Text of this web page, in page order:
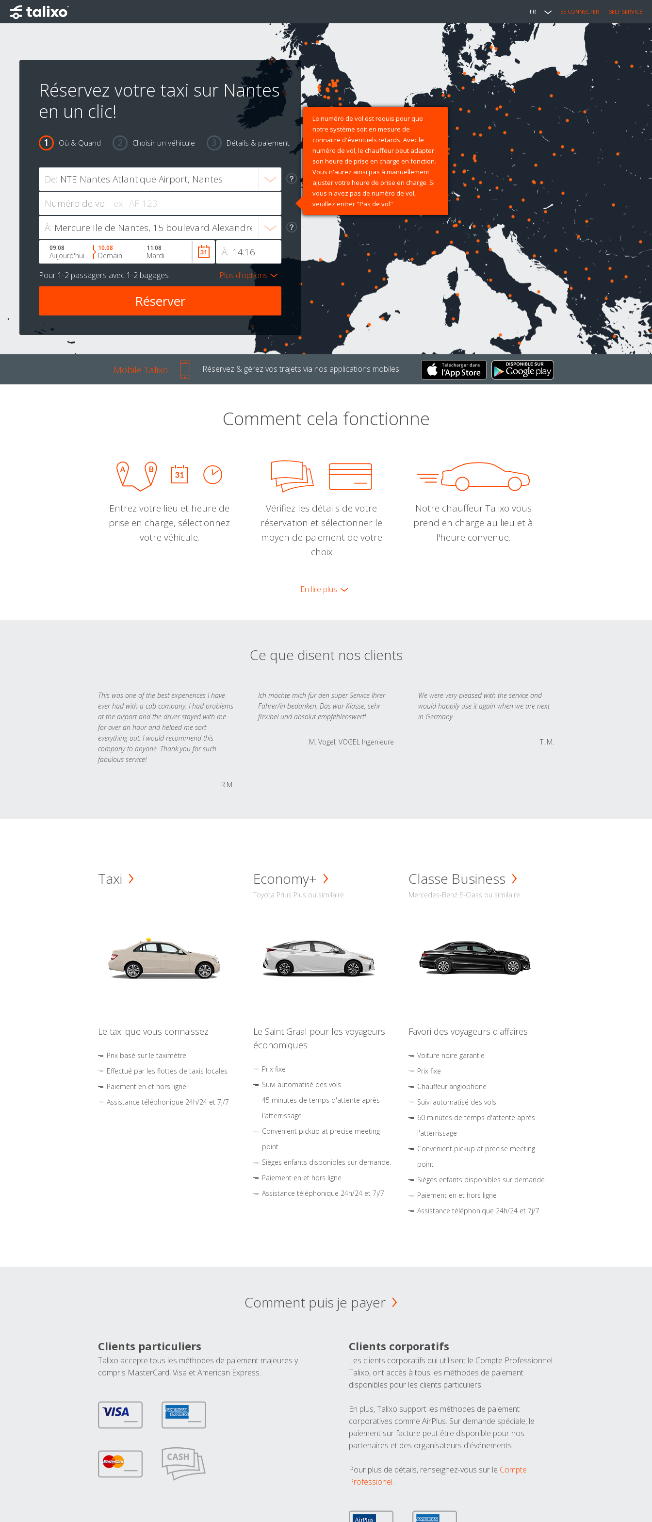
FR SE CONNECTER SELF SERVICE
Réservez votre taxi sur Nantes
en un clic!
Où & Quand Choisir un véhicule Détails & paiement
De:
Numéro de vol:
Le numéro de vol est requis pour que
notre système soit en mesure de
connaitre d'éventuels retards. Avec le
numéro de vol, le chauffeur peut adapter
son heure de prise en charge en fonction.
Vous n'aurez ainsi pas à manuellement
ajuster votre heure de prise en charge. Si
vous n'avez pas de numéro de vol,
veuillez entrer "Pas de vol"
À:
À:
09.08
Aujourd'hui
10.08
Demain
11.08
Mardi
Pour 1-2 passagers avec 1-2 bagages Plus d'options
Mobile Talixo Réservez & gérez vos trajets via nos applications mobiles.
Comment cela fonctionne
Entrez votre lieu et heure de
prise en charge, sélectionnez
votre véhicule.
Vérifiez les détails de votre
réservation et sélectionner le
moyen de paiement de votre
choix
Notre chauffeur Talixo vous
prend en charge au lieu et à
l'heure convenue.
En lire plus
Ce que disent nos clients
This was one of the best experiences I have
ever had with a cab company. I had problems
at the airport and the driver stayed with me
for over an hour and helped me sort
everything out. I would recommend this
company to anyone. Thank you for such
fabulous service!
R.M.
Ich möchte mich für den super Service Ihrer
Fahrer/in bedanken. Das war Klasse, sehr
flexibel und absolut empfehlenswert!
M. Vogel, VOGEL Ingenieure
We were very pleased with the service and
would happily use it again when we are next
in Germany.
T. M.
Taxi
Le taxi que vous connaissez
Prix basé sur le taximètre
Effectué par les flottes de taxis locales
Paiement en et hors ligne
Assistance téléphonique 24h/24 et 7j/7
Economy+
Toyota Prius Plus ou similaire
Le Saint Graal pour les voyageurs
économiques
Prix fixe
Suivi automatisé des vols
45 minutes de temps d'attente après
l'atterrissage
Convenient pickup at precise meeting
point
Sièges enfants disponibles sur demande.
Paiement en et hors ligne
Assistance téléphonique 24h/24 et 7j/7
Classe Business
Mercedes-Benz E-Class ou similaire
Favori des voyageurs d'affaires
Voiture noire garantie
Prix fixe
Chauffeur anglophone
Suivi automatisé des vols
60 minutes de temps d'attente après
l'atterrissage
Convenient pickup at precise meeting
point
Sièges enfants disponibles sur demande.
Paiement en et hors ligne
Assistance téléphonique 24h/24 et 7j/7
Comment puis je payer
Clients particuliers
Talixo accepte tous les méthodes de paiement majeures y
compris MasterCard, Visa et American Express.
Clients corporatifs
Les clients corporatifs qui utilisent le Compte Professionnel
Talixo, ont accès à tous les méthodes de paiement
disponibles pour les clients particuliers.
En plus, Talixo support les méthodes de paiement
corporatives comme AirPlus. Sur demande spéciale, le
paiement sur facture peut être disponible pour nos
partenaires et des organisateurs d'événements.
Pour plus de détails, renseignez-vous sur le Compte
Professionel.